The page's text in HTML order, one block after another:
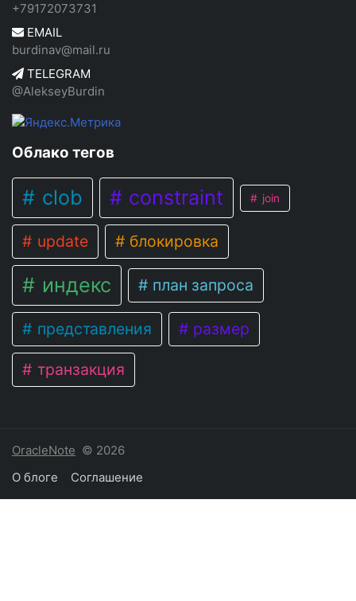
+79172073731
EMAIL
burdinav@mail.ru
TELEGRAM
@AlekseyBurdin
Облако тегов
clob constraint join
update блокировка
индекс план запроса
представления размер
транзакция
OracleNote © 2026
О блоге
Соглашение